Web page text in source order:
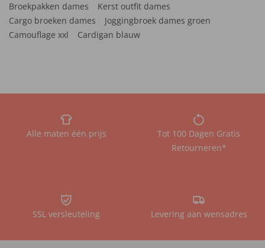
Broekpakken dames
Kerst outfit dames
Cargo broeken dames
Joggingbroek dames groen
Camouflage xxl
Cardigan blauw
Alle maten één prijs
Tot 100 Dagen Gratis
Retourneren*
SSL versleuteling Levering aan wensadres